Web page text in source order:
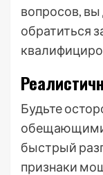
вопросов,
обратиться
Будьте
обещающими
быстрый
признаки